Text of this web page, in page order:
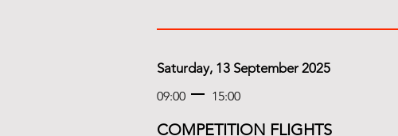
Saturday, 13 September 2025
09:00 15:00
COMPETITION FLIGHTS